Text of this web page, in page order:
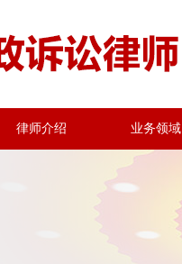
律师介绍 业务领域